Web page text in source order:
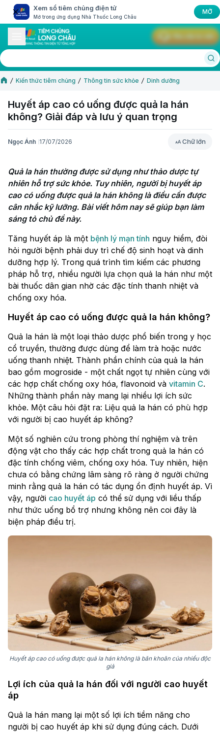
Xem sổ tiêm chủng điện tử
Mở trong ứng dụng Nhà Thuốc Long Châu
MỞ
Kiến thức tiêm chủng Thông tin sức khỏe Dinh dưỡng
Huyết áp cao có uống được quả la hán
không? Giải đáp và lưu ý quan trọng
Ngọc Ánh 17/07/2026 Chữ lớn
Chữ lớn
Quả la hán thường được sử dụng như thảo dược tự
nhiên hỗ trợ sức khỏe. Tuy nhiên, người bị huyết áp
cao có uống được quả la hán không là điều cần được
cân nhắc kỹ lưỡng. Bài viết hôm nay sẽ giúp bạn làm
sáng tỏ chủ đề này.
Tăng huyết áp là một bệnh lý mạn tính nguy hiểm, đòi
hỏi người bệnh phải duy trì chế độ sinh hoạt và dinh
dưỡng hợp lý. Trong quá trình tìm kiếm các phương
pháp hỗ trợ, nhiều người lựa chọn quả la hán như một
bài thuốc dân gian nhờ các đặc tính thanh nhiệt và
chống oxy hóa.
Huyết áp cao có uống được quả la hán không?
Quả la hán là một loại thảo dược phổ biến trong y học
cổ truyền, thường được dùng để làm trà hoặc nước
uống thanh nhiệt. Thành phần chính của quả la hán
bao gồm mogroside - một chất ngọt tự nhiên cùng với
các hợp chất chống oxy hóa, flavonoid và vitamin C.
Những thành phần này mang lại nhiều lợi ích sức
khỏe. Một câu hỏi đặt ra: Liệu quả la hán có phù hợp
với người bị cao huyết áp không?
Một số nghiên cứu trong phòng thí nghiệm và trên
động vật cho thấy các hợp chất trong quả la hán có
đặc tính chống viêm, chống oxy hóa. Tuy nhiên, hiện
chưa có bằng chứng lâm sàng rõ ràng ở người chứng
minh rằng quả la hán có tác dụng ổn định huyết áp. Vì
vậy, người cao huyết áp có thể sử dụng với liều thấp
như thức uống bổ trợ nhưng không nên coi đây là
biện pháp điều trị.
Huyết áp cao có uống được quả la hán không là băn khoăn của nhiều độc
giả
Lợi ích của quả la hán đối với người cao huyết
áp
Quả la hán mang lại một số lợi ích tiềm năng cho
người bị cao huyết áp khi sử dụng đúng cách. Dưới